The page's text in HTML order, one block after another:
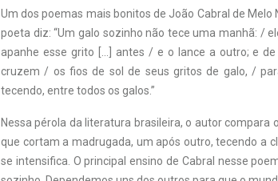
Um dos poemas mais bonitos de João Cabral de Melo
poeta diz: “Um galo sozinho não tece uma manhã: /
apanhe esse grito […] antes / e o lance a outro; e
cruzem / os fios de sol de seus gritos de galo, /
tecendo, entre todos os galos.”
Nessa pérola da literatura brasileira, o autor
que cortam a madrugada, um após outro, tecendo a
se intensifica. O principal ensino de Cabral nesse